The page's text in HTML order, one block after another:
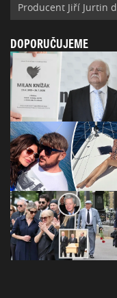
Producent Jiří Jurtin
DOPORUČUJEME